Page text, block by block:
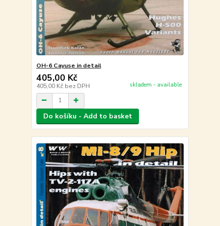
OH-6 Cayuse in detail
405,00 Kč
405,00 Kč bez DPH skladem - available
Do košíku - Add to basket